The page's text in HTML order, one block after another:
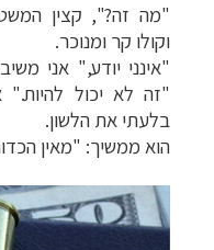
"מה זה?", קצין
וקולו קר ומנוכר.
"אינני יודע," אני
"זה לא יכול להיות."
בלעתי את הלשון.
הוא ממשיך: "מאין